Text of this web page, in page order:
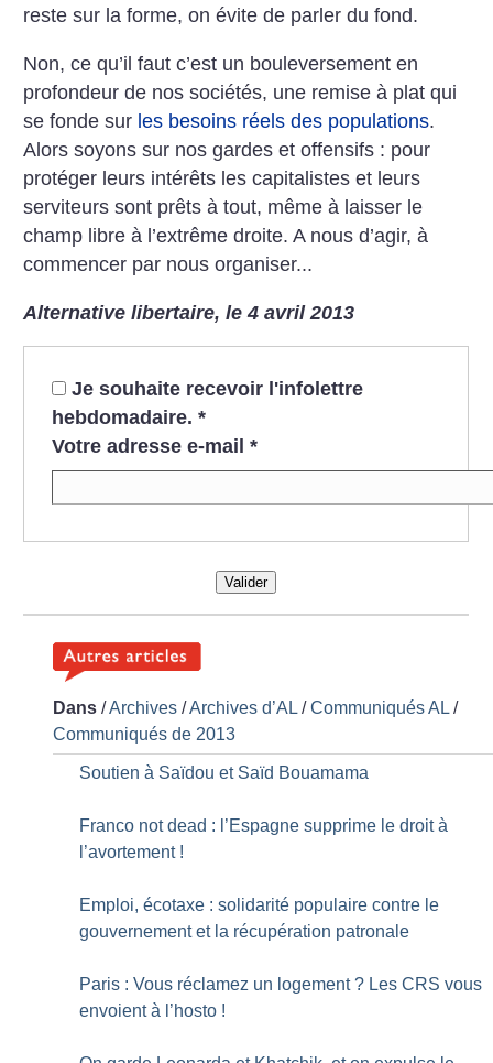
reste sur la forme, on évite de parler du fond.
Non, ce qu’il faut c’est un bouleversement en
profondeur de nos sociétés, une remise à plat qui
se fonde sur les besoins réels des populations.
Alors soyons sur nos gardes et offensifs : pour
protéger leurs intérêts les capitalistes et leurs
serviteurs sont prêts à tout, même à laisser le
champ libre à l’extrême droite. A nous d’agir, à
commencer par nous organiser...
Alternative libertaire, le 4 avril 2013
Je souhaite recevoir l'infolettre
hebdomadaire. *
Votre adresse e-mail *
Valider
Dans /Archives /Archives d’AL /Communiqués AL /
Communiqués de 2013
Soutien à Saïdou et Saïd Bouamama
Franco not dead : l’Espagne supprime le droit à
l’avortement !
Emploi, écotaxe : solidarité populaire contre le
gouvernement et la récupération patronale
Paris : Vous réclamez un logement ? Les CRS vous
envoient à l’hosto !